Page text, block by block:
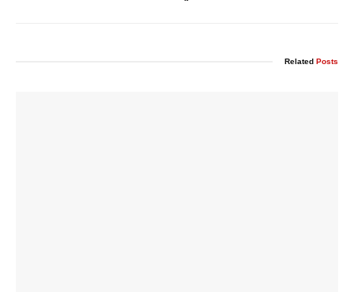
RelatedPosts